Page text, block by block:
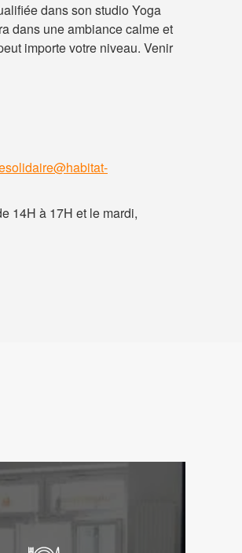
dans son studio Yoga
dans une ambiance calme et
importe votre niveau. Venir
14H à 17H et le mardi,